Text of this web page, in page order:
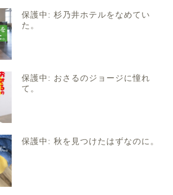
保護中: 杉乃井ホテルをなめてい
た。
保護中: おさるのジョージに憧れ
て。
保護中: 秋を見つけたはずなのに。